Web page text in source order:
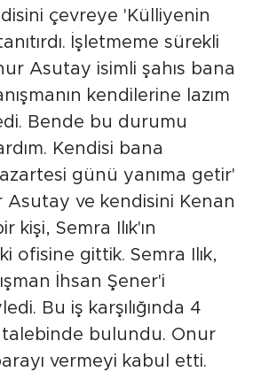
çevreye 'Külliyenin
İşletmeme sürekli
Asutay isimli şahıs bana
kendilerine lazım
Bende bu durumu
Kendisi bana
günü yanıma getir'
Asutay ve kendisini Kenan
kişi, Semra Ilık'ın
ofisine gittik. Semra Ilık,
İhsan Şener'i
Bu iş karşılığında 4
bulundu. Onur
vermeyi kabul etti.